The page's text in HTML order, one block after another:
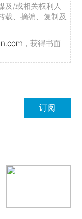
及/或相关权利人
载、摘编、复制及
，获得书面
订阅